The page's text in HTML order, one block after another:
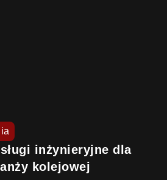
inżynieryjne dla
kolejowej